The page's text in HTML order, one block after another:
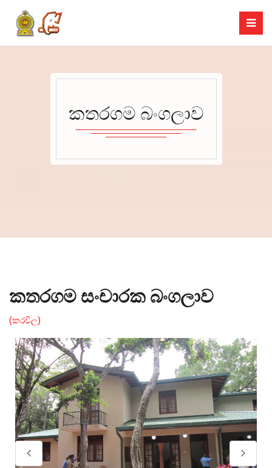
කතරගම බංගලාව
කතරගම සංචාරක බංගලාව
(කරවිල)